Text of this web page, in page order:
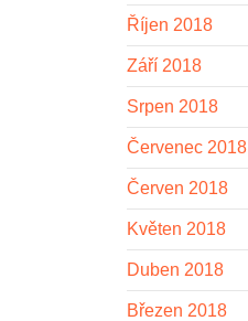
Říjen 2018
Září 2018
Srpen 2018
Červenec 2018
Červen 2018
Květen 2018
Duben 2018
Březen 2018